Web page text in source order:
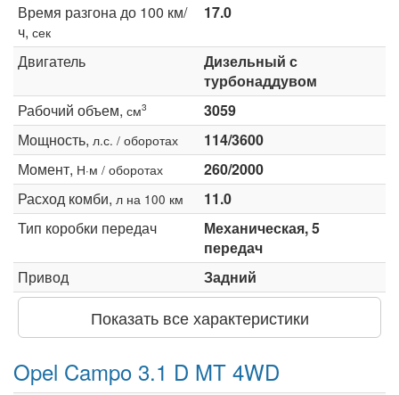
Время разгона до 100 км/
ч, сек
17.0
Двигатель
Дизельный с
турбонаддувом
Рабочий объем, см3
3059
Мощность, л.с. / оборотах
114/3600
Момент, Н·м / оборотах
260/2000
Расход комби, л на 100 км
11.0
Тип коробки передач
Механическая, 5
передач
Привод
Задний
Показать все характеристики
Opel Campo 3.1 D MT 4WD